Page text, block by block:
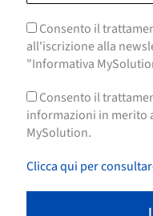
Consento il
all'iscrizione alla
"Informativa
Consento il
informazioni in merito
MySolution.
Clicca qui per